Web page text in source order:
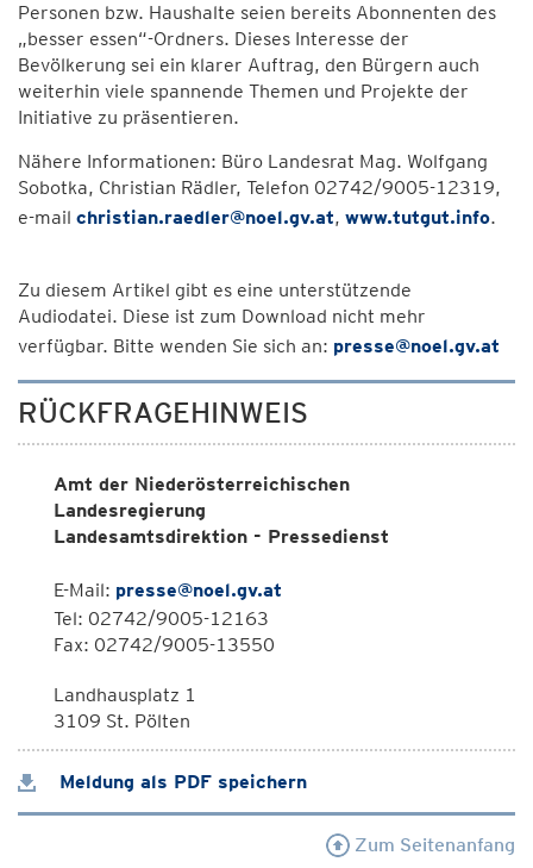
Personen bzw. Haushalte seien bereits Abonnenten des
„besser essen“-Ordners. Dieses Interesse der
Bevölkerung sei ein klarer Auftrag, den Bürgern auch
weiterhin viele spannende Themen und Projekte der
Initiative zu präsentieren.
Nähere Informationen: Büro Landesrat Mag. Wolfgang
Sobotka, Christian Rädler, Telefon 02742/9005-12319,
e-mail christian.raedler@noel.gv.at, www.tutgut.info.
Zu diesem Artikel gibt es eine unterstützende
Audiodatei. Diese ist zum Download nicht mehr
verfügbar. Bitte wenden Sie sich an: presse@noel.gv.at
RÜCKFRAGEHINWEIS
Amt der Niederösterreichischen
Landesregierung
Landesamtsdirektion - Pressedienst
E-Mail: presse@noel.gv.at
Tel: 02742/9005-12163
Fax: 02742/9005-13550
Landhausplatz 1
3109 St. Pölten
Meldung als PDF speichern
Zum Seitenanfang